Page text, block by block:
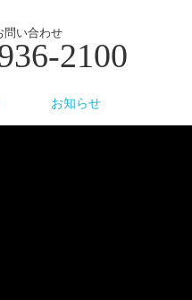
問い合わせ
2100
お知らせ